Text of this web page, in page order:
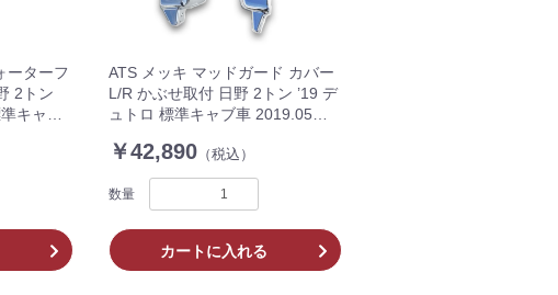
ーターフ
2トン
キャブ
ATS メッキ マッドガード カバー
L/R かぶせ取付 日野 2トン ’19 デ
ュトロ 標準キャブ車 2019.05〜
￥42,890（税込）
数量
カートに入れる